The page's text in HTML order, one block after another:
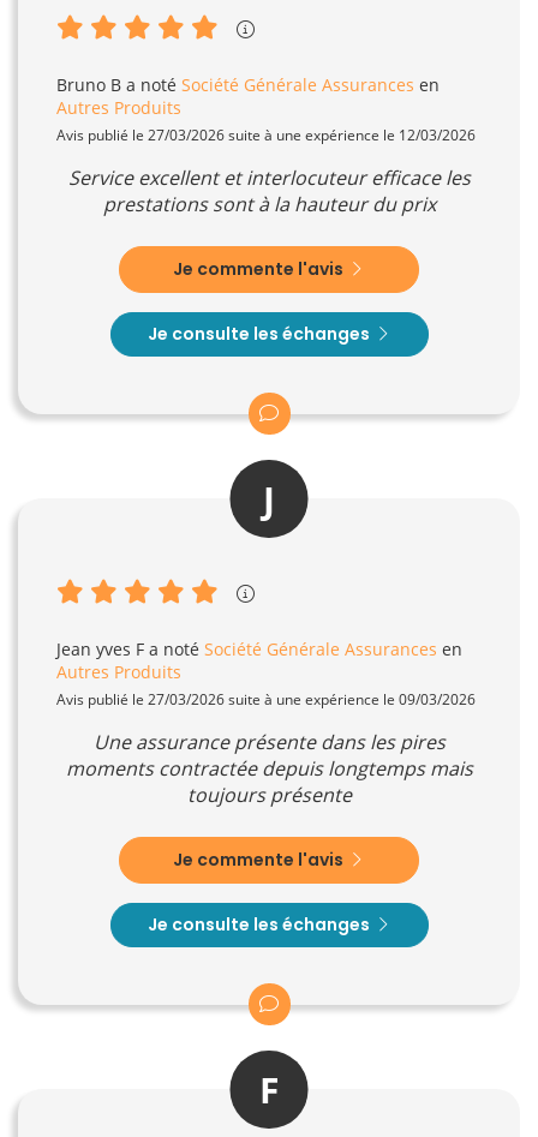
Bruno B a noté Société Générale Assurances en
Autres Produits
Avis publié le 27/03/2026 suite à une expérience le 12/03/2026
Service excellent et interlocuteur efficace les
prestations sont à la hauteur du prix
Je commente l'avis
Je consulte les échanges
J
Jean yves F a noté Société Générale Assurances en
Autres Produits
Avis publié le 27/03/2026 suite à une expérience le 09/03/2026
Une assurance présente dans les pires
moments contractée depuis longtemps mais
toujours présente
Je commente l'avis
Je consulte les échanges
F